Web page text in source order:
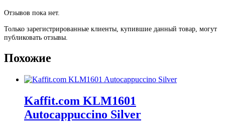
Отзывов пока нет.
Только зарегистрированные клиенты, купившие данный товар, могут
публиковать отзывы.
Похожие
Kaffit.com KLM1601
Autocappuccino Silver